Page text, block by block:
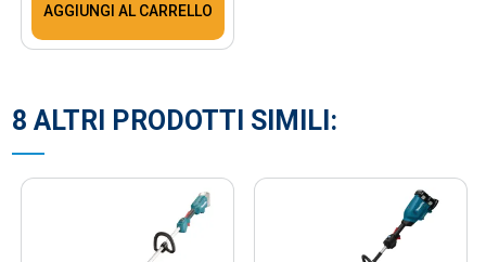
AGGIUNGI AL CARRELLO
8 ALTRI PRODOTTI SIMILI: